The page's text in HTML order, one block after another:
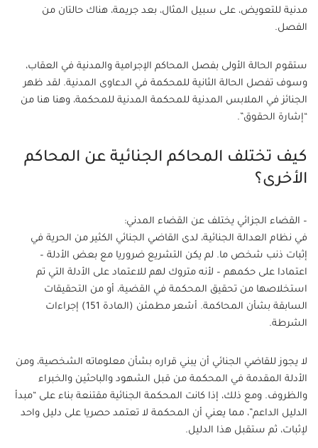
مدنية للتعويض، على سبيل المثال، بعد جريمة، هناك حالتان من
الفصل.
ستقوم الحالة الأولى بفصل المحاكم الإجرامية والمدنية في العقاب،
وسوف تفصل الحالة الثانية للمحكمة في الدعاوى المدنية. لقد ظهر
الجنائز في الملابس المدنية للمحكمة المدنية للمحكمة، وهنا هنا من
“إشارة الحقوق”.
كيف تختلف المحاكم الجنائية عن المحاكم
الأخرى؟
– القضاء الجزائي يختلف عن القضاء المدني:
في نظام العدالة الجنائية، لدى القاضي الجنائي الكثير من الحرية في
إثبات ذنب شخص ما. لم يكن التشريع ضروريا مع بعض الأدلة –
اعتمادا على حكمهم – لأنه متروك لهم للاعتماد على الأدلة التي تم
استخلاصها من تحقيق المحكمة في القضية، أو من التحقيقات
السابقة بشأن المحاكمة. أشعر مطمئن (المادة 151) إجراءات
الشرطة.
لا يجوز للقاضي الجنائي أن يبني قراره بشأن معلوماته الشخصية، ومن
الأدلة المقدمة في المحكمة من قبل الشهود والباحثين والخبراء
والظروف. ومع ذلك، إذا كانت المحكمة الجنائية مقتنعة بناء على “مبدأ
الدليل الداعم”، مما يعني أن المحكمة لا تعتمد حصريا على دليل واحد
لإثبات، ثم ستقبل هذا الدليل.